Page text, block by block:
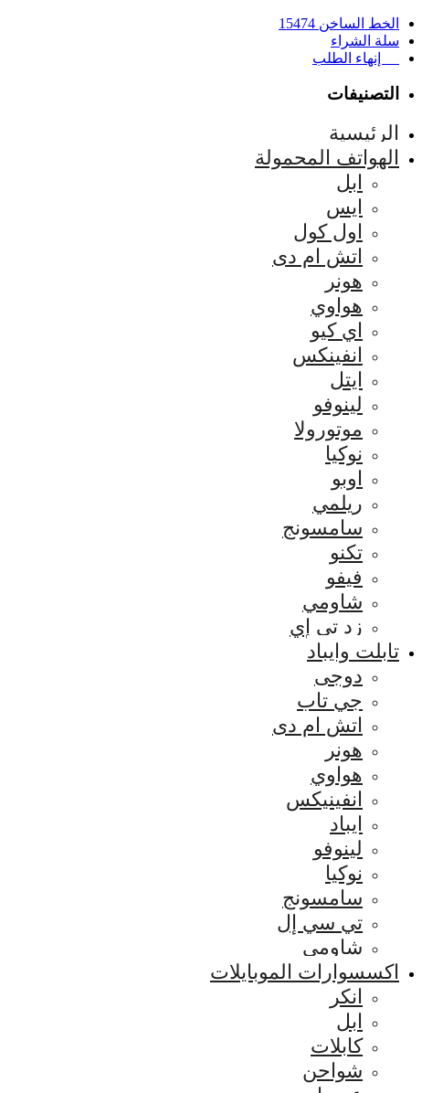
الخط الساخن 15474
سلة الشراء
إنهاء الطلب
التصنيفات
الرئيسية
الهواتف المحمولة
ابل
ايس
اول كول
اتش ام دى
هونر
هواوي
اي كيو
انفينكس
ايتل
لينوفو
موتورولا
نوكيا
اوبو
ريلمي
سامسونج
تكنو
فيفو
شاومي
زد تي إي
تابلت وايباد
دوجى
جي تاب
اتش ام دى
هونر
هواوي
انفينيكس
ايباد
لينوفو
نوكيا
سامسونج
تي سي إل
شاومي
اكسسوارات الموبايلات
انكر
ابل
كابلات
شواحن